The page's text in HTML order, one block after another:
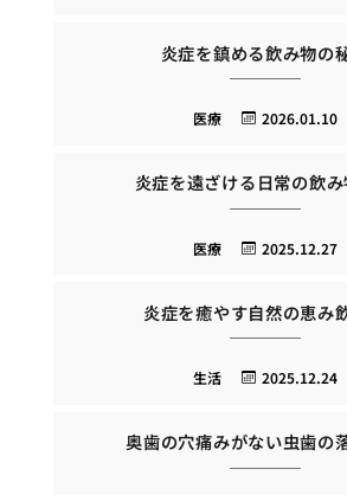
炎症を鎮める飲み物の
2026.01.10
医療
炎症を遠ざける日常の飲
2025.12.27
医療
炎症を癒やす自然の恵み
2025.12.24
生活
奥歯の穴痛みがない虫歯の